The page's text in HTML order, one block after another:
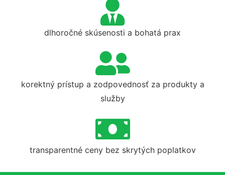
dlhoročné skúsenosti a bohatá prax
korektný prístup a zodpovednosť za produkty a
služby
transparentné ceny bez skrytých poplatkov